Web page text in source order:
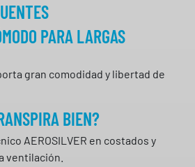
PARA LARGAS
gran comodidad y libertad de
BIEN?
AEROSILVER en costados y
ventilación.